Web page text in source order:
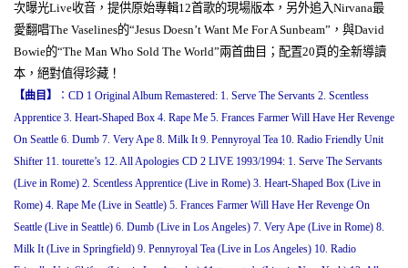
次曝光Live收音，提供原始專輯12首歌的現場版本，另外追入Nirvana最
愛翻唱The Vaselines的“Jesus Doesn’t Want Me For A Sunbeam”，與David
Bowie的“The Man Who Sold The World”兩首曲目；配置20 頁的全新導讀
本，絕對值得珍藏！
【曲目】 ： CD 1 Original Album Remastered: 1. Serve The Servants 2. Scentless
Apprentice 3. Heart-Shaped Box 4. Rape Me 5. Frances Farmer Will Have Her Revenge
On Seattle 6. Dumb 7. Very Ape 8. Milk It 9. Pennyroyal Tea 10. Radio Friendly Unit
Shifter 11. tourette’s 12. All Apologies CD 2 LIVE 1993/1994: 1. Serve The Servants
(Live in Rome) 2. Scentless Apprentice (Live in Rome) 3. Heart-Shaped Box (Live in
Rome) 4. Rape Me (Live in Seattle) 5. Frances Farmer Will Have Her Revenge On
Seattle (Live in Seattle) 6. Dumb (Live in Los Angeles) 7. Very Ape (Live in Rome) 8.
Milk It (Live in Springfield) 9. Pennyroyal Tea (Live in Los Angeles) 10. Radio